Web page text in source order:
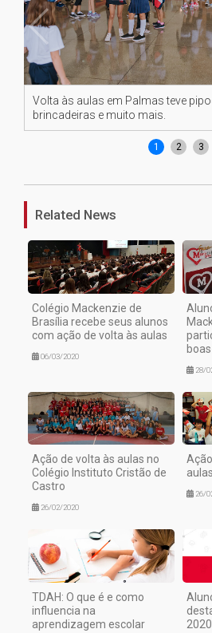
Volta às aulas em Palmas teve
brincadeiras e muito mais.
1 2 3
Related News
Colégio Mackenzie de
Brasília recebe seus alunos
com ação de volta às aulas
06/03/2020
28/
Ação de volta às aulas no
Colégio Instituto Cristão de
Castro
26/02/2020
26/
TDAH: O que é e como
influencia na
aprendizagem escolar
2020